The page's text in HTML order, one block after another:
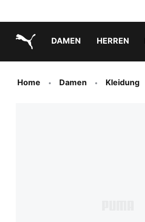
DAMEN HERREN
Home Damen Kleidung